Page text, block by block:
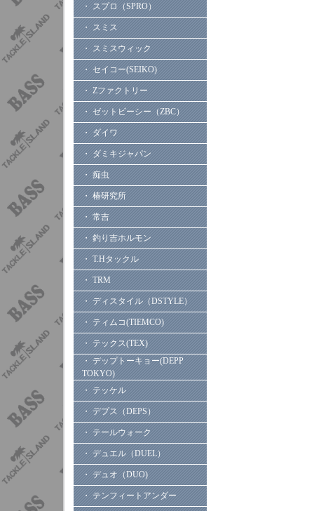
・ スプロ（SPRO）
・ スミス
・ スミスウィック
・ セイコー(SEIKO)
・ Zファクトリー
・ ゼットビーシー（ZBC）
・ ダイワ
・ ダミキジャパン
・ 痴虫
・ 椿研究所
・ 常吉
・ 釣り吉ホルモン
・ T.Hタックル
・ TRM
・ ディスタイル（DSTYLE）
・ ティムコ(TIEMCO)
・ テックス(TEX)
・ デップトーキョー(DEPP
TOKYO)
・ テッケル
・ デプス（DEPS）
・ テールウォーク
・ デュエル（DUEL）
・ デュオ（DUO)
・ テンフィートアンダー